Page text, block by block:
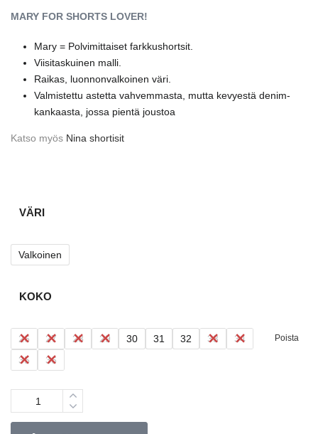
MARY FOR SHORTS LOVER!
Mary = Polvimittaiset farkkushortsit.
Viisitaskuinen malli.
Raikas, luonnonvalkoinen väri.
Valmistettu astetta vahvemmasta, mutta kevyestä denim-
kankaasta, jossa pientä joustoa
Katso myös Nina shortisit
VÄRI
Valkoinen
KOKO
26 27 28 29 30 31 32 33
34
35
36
Poista
Määrä